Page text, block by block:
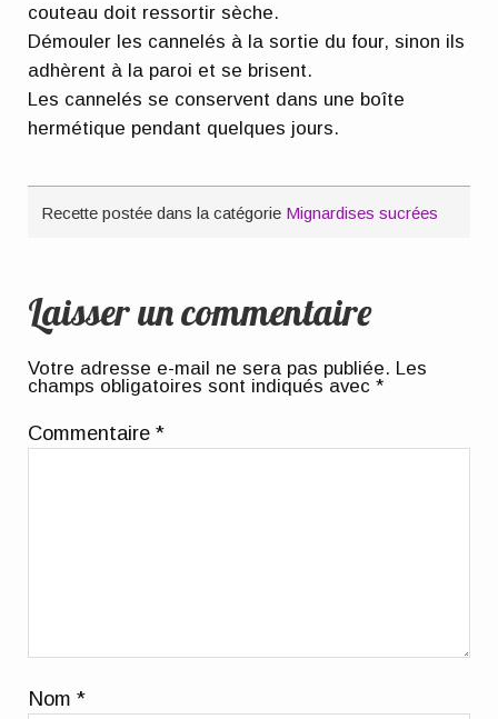
couteau doit ressortir sèche.
Démouler les cannelés à la sortie du four, sinon ils
adhèrent à la paroi et se brisent.
Les cannelés se conservent dans une boîte
hermétique pendant quelques jours.
Recette postée dans la catégorie Mignardises sucrées
Laisser un commentaire
Votre adresse e-mail ne sera pas publiée. Les
champs obligatoires sont indiqués avec*
Commentaire*
Nom*